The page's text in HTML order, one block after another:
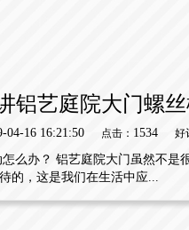
铝艺庭院大门螺
04-16 16:21:50 点击： 1534 好
么办？ 铝艺庭院大门虽然不是
的，这是我们在生活中应...